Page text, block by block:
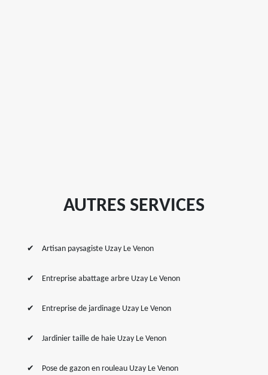
AUTRES SERVICES
Artisan paysagiste Uzay Le Venon
Entreprise abattage arbre Uzay Le Venon
Entreprise de jardinage Uzay Le Venon
Jardinier taille de haie Uzay Le Venon
Pose de gazon en rouleau Uzay Le Venon